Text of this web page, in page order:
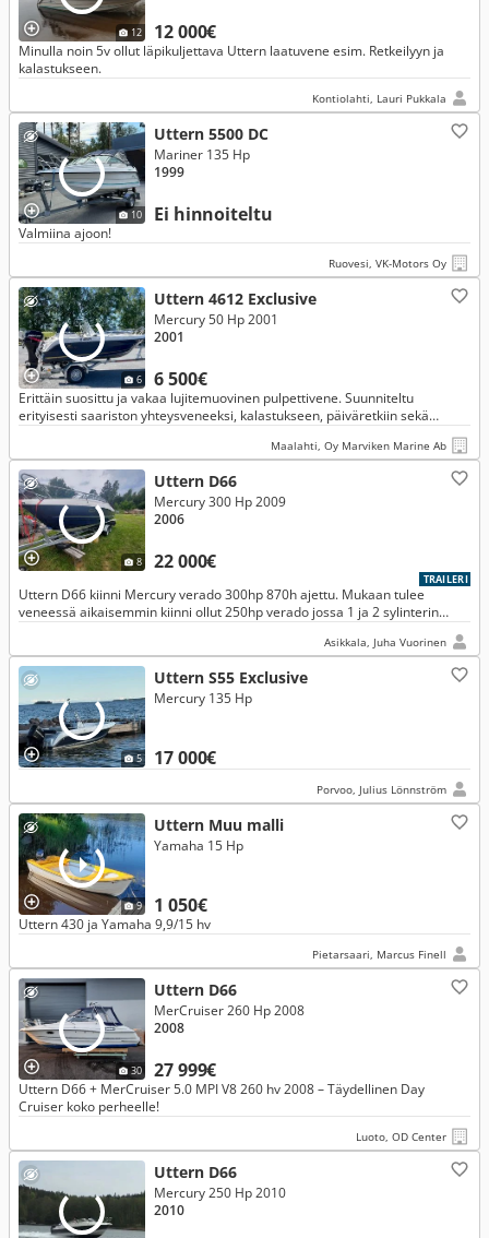
12 12 000€
Minulla noin 5v ollut läpikuljettava Uttern laatuvene esim. Retkeilyyn ja
kalastukseen.
Kontiolahti, Lauri Pukkala
10
Uttern 5500 DC
Ei hinnoiteltu
Mariner 135 Hp
1999
Valmiina ajoon!
Ruovesi, VK-Motors Oy
6
Uttern 4612 Exclusive
6 500€
Mercury 50 Hp 2001
2001
Erittäin suosittu ja vakaa lujitemuovinen pulpettivene. Suunniteltu
erityisesti saariston yhteysveneeksi, kalastukseen, päiväretkiin sekä
Maalahti, Oy Marviken Marine Ab
8
Uttern D66
22 000€
Mercury 300 Hp 2009
2006
TRAILERI
Uttern D66 kiinni Mercury verado 300hp 870h ajettu. Mukaan tulee
veneessä aikaisemmin kiinni ollut 250hp verado jossa 1 ja 2 sylinterin
Asikkala, Juha Vuorinen
5
Uttern S55 Exclusive
17 000€
Mercury 135 Hp
Porvoo, Julius Lönnström
9
Uttern Muu malli
1 050€
Yamaha 15 Hp
Uttern 430 ja Yamaha 9,9/15 hv
Pietarsaari, Marcus Finell
30
Uttern D66
27 999€
MerCruiser 260 Hp 2008
2008
Uttern D66 + MerCruiser 5.0 MPI V8 260 hv 2008 – Täydellinen Day
Cruiser koko perheelle!
Luoto, OD Center
Uttern D66
Mercury 250 Hp 2010
2010